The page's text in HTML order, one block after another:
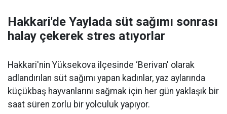
Hakkari'de Yaylada süt sağımı sonrası
halay çekerek stres atıyorlar
Hakkari'nin Yüksekova ilçesinde ‘Berivan' olarak
adlandırılan süt sağımı yapan kadınlar, yaz aylarında
küçükbaş hayvanlarını sağmak için her gün yaklaşık bir
saat süren zorlu bir yolculuk yapıyor.